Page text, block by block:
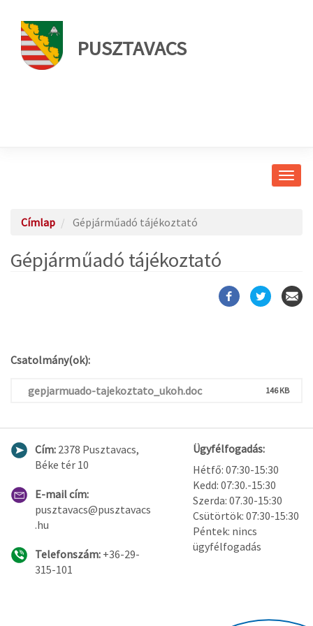
PUSZTAVACS
Címlap Gépjárműadó tájékoztató
Gépjárműadó tájékoztató
Csatolmány(ok):
gepjarmuado-tajekoztato_ukoh.doc 146 KB
Cím: 2378 Pusztavacs,
Béke tér 10
E-mail cím:
pusztavacs@pusztavacs
.hu
Telefonszám: +36-29-
315-101
Ügyfélfogadás:
Hétfő: 07:30-15:30
Kedd: 07:30.-15:30
Szerda: 07.30-15:30
Csütörtök: 07:30-15:30
Péntek: nincs
ügyfélfogadás